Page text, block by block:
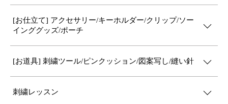
[お仕立て] アクセサリー/キーホルダー/クリップ/ソー
インググッズ/ポーチ
[お道具] 刺繍ツール/ピンクッション/図案写し/縫い針
刺繍レッスン